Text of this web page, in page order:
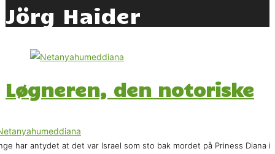
Jörg Haider
Løgneren, den notoriske
har antydet at det var Israel som sto bak mordet på Priness Diana i